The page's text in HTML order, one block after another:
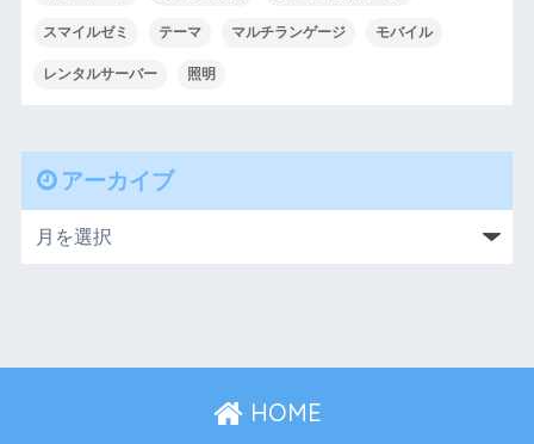
スマイルゼミ テーマ マルチランゲージ モバイル
レンタルサーバー 照明
アーカイブ
HOME